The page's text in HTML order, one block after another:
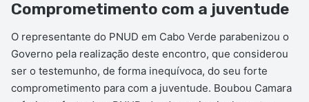
Comprometimento com a juventude
O representante do PNUD em Cabo Verde parabenizou o
Governo pela realização deste encontro, que considerou
ser o testemunho, de forma inequívoca, do seu forte
comprometimento para com a juventude. Boubou Camara